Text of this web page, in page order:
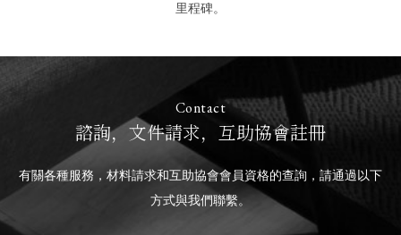
里程碑。
Contact
諮詢，文件請求，互助協會註冊
有關各種服務，材料請求和互助協會會員資格的查詢，請通過以下
方式與我們聯繫。